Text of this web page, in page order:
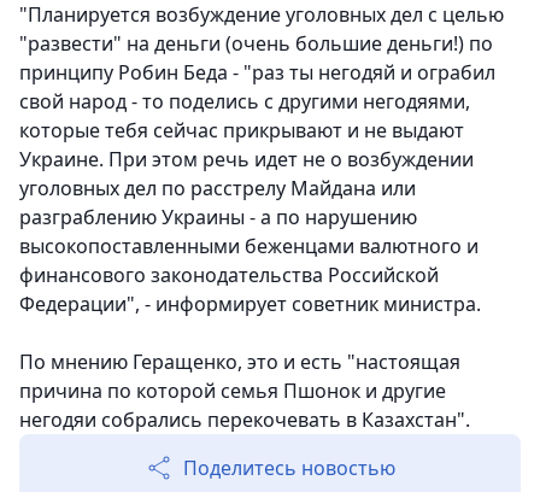
"Планируется возбуждение уголовных дел с целью
"развести" на деньги (очень большие деньги!) по
принципу Робин Беда - "раз ты негодяй и ограбил
свой народ - то поделись с другими негодяями,
которые тебя сейчас прикрывают и не выдают
Украине. При этом речь идет не о возбуждении
уголовных дел по расстрелу Майдана или
разграблению Украины - а по нарушению
высокопоставленными беженцами валютного и
финансового законодательства Российской
Федерации", - информирует советник министра.
По мнению Геращенко, это и есть "настоящая
причина по которой семья Пшонок и другие
негодяи собрались перекочевать в Казахстан".
Поделитесь новостью